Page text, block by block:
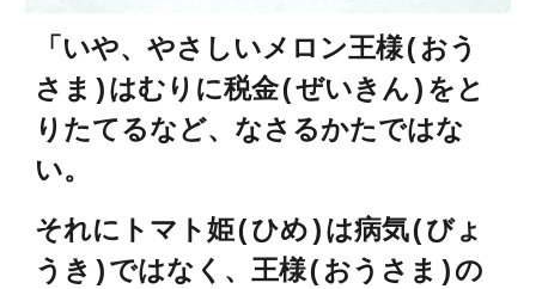
「いや、やさしいメロン王様(おう
さま)はむりに税金(ぜいきん)をと
りたてるなど、なさるかたではな
い。
それにトマト姫(ひめ)は病気(びょ
うき)ではなく、王様(おうさま)の